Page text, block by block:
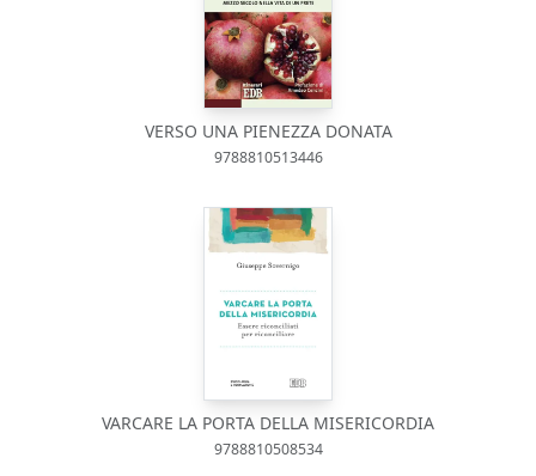
VERSO UNA PIENEZZA DONATA
9788810513446
VARCARE LA PORTA DELLA MISERICORDIA
9788810508534